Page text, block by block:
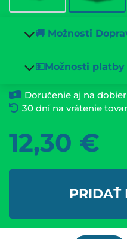
🚚 Možnosti
💵Možnosti platby
Doručenie aj na
30 dní na vrátenie
12,30 €
PRIDAŤ